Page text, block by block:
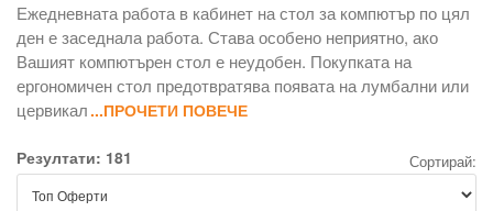
Ежедневната работа в кабинет на стол за компютър по цял
ден е заседнала работа. Става особено неприятно, ако
Вашият компютърен стол е неудобен. Покупката на
ергономичен стол предотвратява появата на лумбални или
цервикал...ПРОЧЕТИ ПОВЕЧЕ
Резултати: 181 Сортирай: